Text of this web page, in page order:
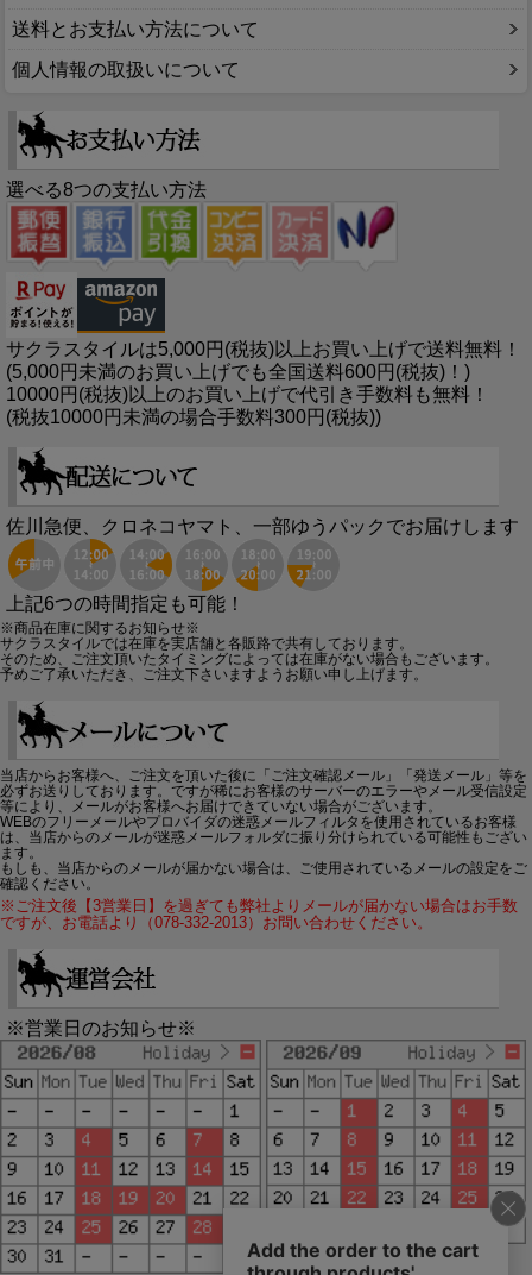
送料とお支払い方法について
個人情報の取扱いについて
選べる8つの支払い方法
サクラスタイルは5,000円(税抜)以上お買い上げで送料無料！
(5,000円未満のお買い上げでも全国送料600円(税抜)！)
10000円(税抜)以上のお買い上げで代引き手数料も無料！
(税抜10000円未満の場合手数料300円(税抜))
佐川急便、クロネコヤマト、一部ゆうパックでお届けします
上記6つの時間指定も可能！
※商品在庫に関するお知らせ※
サクラスタイルでは在庫を実店舗と各販路で共有しております。
そのため、ご注文頂いたタイミングによっては在庫がない場合もございます。
予めご了承いただき、ご注文下さいますようお願い申し上げます。
当店からお客様へ、ご注文を頂いた後に「ご注文確認メール」「発送メール」等を
必ずお送りしております。ですが稀にお客様のサーバーのエラーやメール受信設定
等により、メールがお客様へお届けできていない場合がございます。
WEBのフリーメールやプロバイダの迷惑メールフィルタを使用されているお客様
は、当店からのメールが迷惑メールフォルダに振り分けられている可能性もござい
ます。
もしも、当店からのメールが届かない場合は、ご使用されているメールの設定をご
確認ください。
※ご注文後【3営業日】を過ぎても弊社よりメールが届かない場合はお手数
ですが、お電話より（078-332-2013）お問い合わせください。
※営業日のお知らせ※